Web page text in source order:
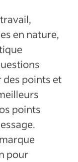
en nature,
points et
points
pour